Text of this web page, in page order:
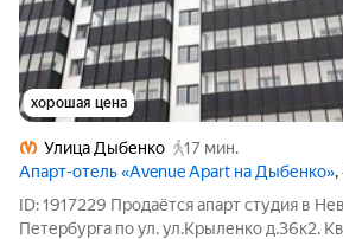
хорошая цена
Улица Дыбенко
17 мин.
Апарт-отель «Avenue Apart на Дыбенко»
ID: 1917229 Продаётся апарт студия в
Петербурга по ул. ул.Крыленко д.36к2.